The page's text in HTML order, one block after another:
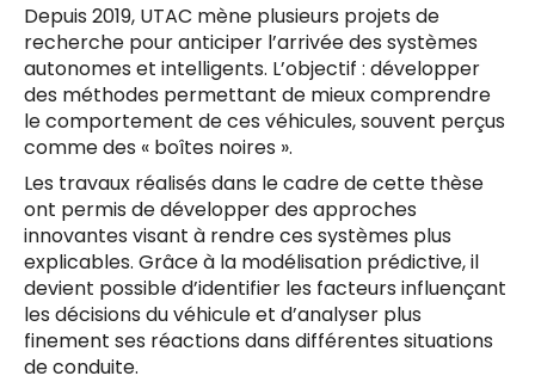
Depuis 2019, UTAC mène plusieurs projets de
recherche pour anticiper l’arrivée des systèmes
autonomes et intelligents. L’objectif : développer
des méthodes permettant de mieux comprendre
le comportement de ces véhicules, souvent perçus
comme des « boîtes noires ».
Les travaux réalisés dans le cadre de cette thèse
ont permis de développer des approches
innovantes visant à rendre ces systèmes plus
explicables. Grâce à la modélisation prédictive, il
devient possible d’identifier les facteurs influençant
les décisions du véhicule et d’analyser plus
finement ses réactions dans différentes situations
de conduite.